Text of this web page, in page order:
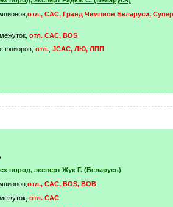
отл., САС, Гранд Чемпион Беларуси,
отл. CAC, BOS
юниоров, отл. JCAC, ЛЮ, ЛПП
пород, эксперт Жук Г. (Беларусь)
отл., САС, BOS, BOB
отл. CAC